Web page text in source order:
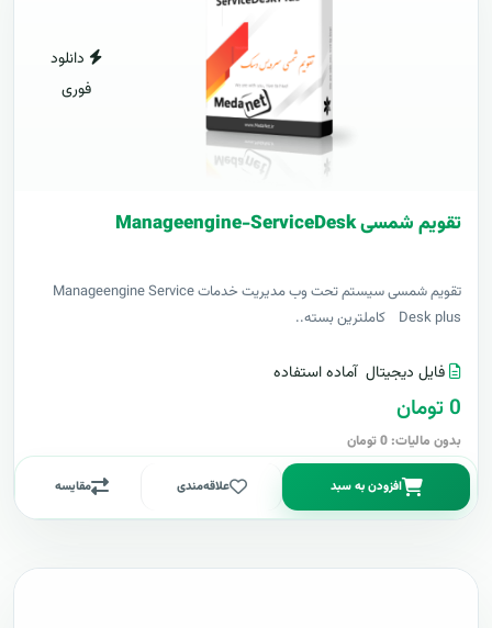
دانلود
فوری
تقویم شمسی Manageengine-ServiceDesk
تقویم شمسی سيستم تحت وب مديريت خدمات Manageengine Service
Desk plus کاملترين بسته..
فایل دیجیتال آماده استفاده
0 تومان
بدون مالیات: 0 تومان
افزودن به سبد علاقه‌مندی مقایسه